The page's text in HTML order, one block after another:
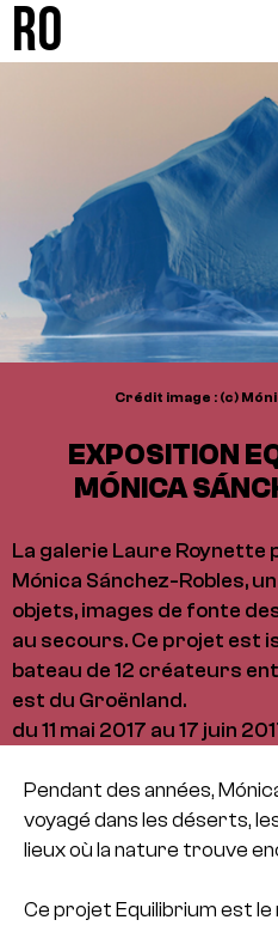
R0
Crédit image : (c)
EXPOSITION
MÓNICA
La galerie Laure Roynette
Mónica Sánchez-Robles,
objets, images de fonte
au secours. Ce projet est
bateau de 12 créateurs
est du Groënland.
du 11 mai 2017 au 17 juin
Pendant des années,
voyagé dans les déserts,
lieux où la nature trouve
Ce projet Equilibrium est le